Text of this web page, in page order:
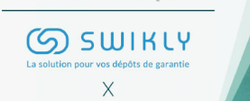
SWIKLY